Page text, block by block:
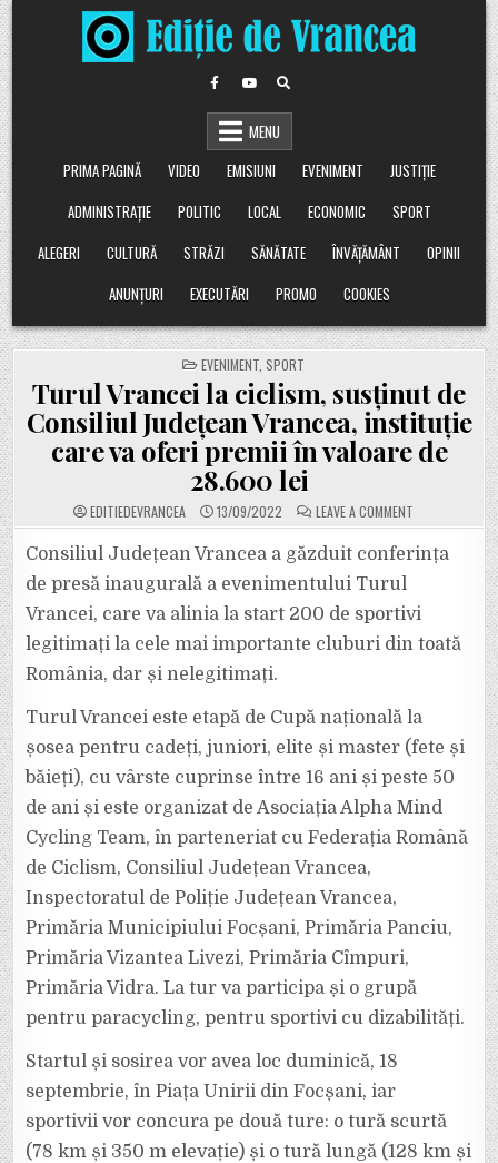
Skip
to
content
MENU
PRIMA PAGINĂ
VIDEO EMISIUNI EVENIMENT
JUSTIȚIE
ADMINISTRAȚIE
POLITIC LOCAL ECONOMIC
SPORT
ALEGERI
CULTURĂ STRĂZI SĂNĂTATE ÎNVĂȚĂMÂNT
OPINII
ANUNȚURI
EXECUTĂRI PROMO COOKIES
POSTED
IN
EVENIMENT SPORT
Turul Vrancei la ciclism, susținut de
Consiliul Județean Vrancea, instituție
care va oferi premii în valoare de
28.600 lei
EDITIEDEVRANCEA 13/09/2022 LEAVE A COMMENT
TURUL
LA
CICLISM,
CONSILIUL
JUDEȚEAN
INSTITUȚIE
ÎN
VALOARE
DE
28.600
Consiliul Județean Vrancea a găzduit conferința
de presă inaugurală a evenimentului Turul
Vrancei, care va alinia la start 200 de sportivi
legitimați la cele mai importante cluburi din toată
România, dar și nelegitimați.
Turul Vrancei este etapă de Cupă națională la
șosea pentru cadeți, juniori, elite și master (fete și
băieți), cu vârste cuprinse între 16 ani și peste 50
de ani și este organizat de Asociația Alpha Mind
Cycling Team, în parteneriat cu Federația Română
de Ciclism, Consiliul Județean Vrancea,
Inspectoratul de Poliție Județean Vrancea,
Primăria Municipiului Focșani, Primăria Panciu,
Primăria Vizantea Livezi, Primăria Cîmpuri,
Primăria Vidra. La tur va participa și o grupă
pentru paracycling, pentru sportivi cu dizabilități.
Startul și sosirea vor avea loc duminică, 18
septembrie, în Piața Unirii din Focșani, iar
sportivii vor concura pe două ture: o tură scurtă
(78 km și 350 m elevație) și o tură lungă (128 km și